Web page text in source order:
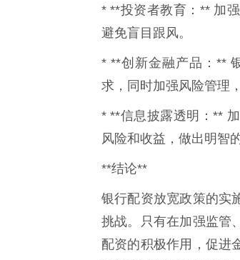
* **投资者教育：** 加
避免盲目跟风。
* **创新金融产品：**
求，同时加强风险管理
* **信息披露透明：**
风险和收益，做出明智
**结论**
银行配资放宽政策的实
挑战。只有在加强监管
配资的积极作用，促进